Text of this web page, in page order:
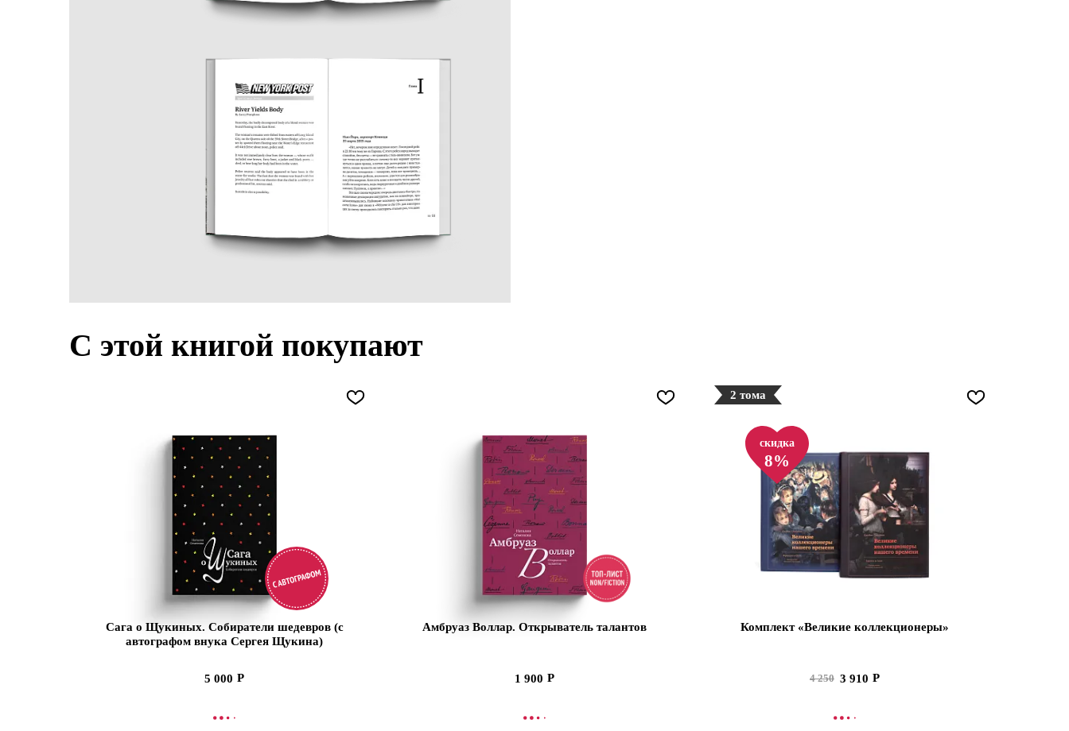
С этой книгой покупают
Сага о Щукиных. Собиратели шедевров (с
автографом внука Сергея Щукина)
5 000
В КОРЗИНУ
Амбруаз Воллар. Открыватель талантов
1 900
В КОРЗИНУ
2 тома
скидка
8%
Комплект «Великие коллекционеры»
4 250 3 910
В КОРЗИНУ